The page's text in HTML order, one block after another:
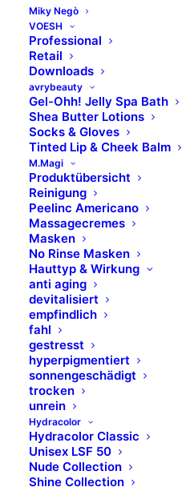
Miky Negò
VOESH
Professional
Retail
Downloads
avrybeauty
Gel-Ohh! Jelly Spa Bath
Shea Butter Lotions
Socks & Gloves
Tinted Lip & Cheek Balm
M.Magi
Produktübersicht
Reinigung
Peelinc Americano
Massagecremes
Masken
No Rinse Masken
Hauttyp & Wirkung
anti aging
devitalisiert
empfindlich
fahl
gestresst
hyperpigmentiert
sonnengeschädigt
trocken
unrein
Hydracolor
Hydracolor Classic
Unisex LSF 50
Nude Collection
Shine Collection
Mandelsäure
Avocadoöl
Shea Butter
Reiskleieöl
Hyaluronsäure
Vitamin E
Zitronensäure
Gelee Royal
FÜR WEN GEEIGNET?
ANWENDUNG
INHALTSSTOFFE